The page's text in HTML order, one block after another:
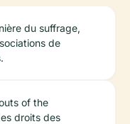
du suffrage,
de
of the
droits des